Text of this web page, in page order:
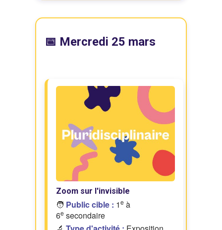
📅 Mercredi 25 mars
Zoom sur l'invisible
🧑 Public cible : 1e à
6e secondaire